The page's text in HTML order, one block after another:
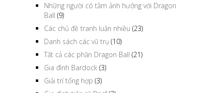
Những người có tầm ảnh hưởng với Dragon
Ball (9)
Các chủ đề tranh luận nhiều (23)
Danh sách các vũ trụ (10)
Tất cả các phần Dragon Ball (21)
Gia đình Bardock (3)
Giải trí tổng hợp (3)